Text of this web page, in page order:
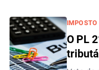
IMPOSTO
O PL